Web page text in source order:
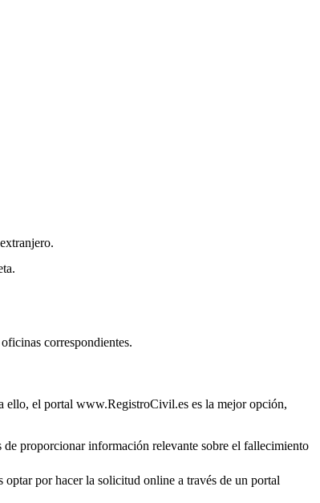
.
correspondientes.
ello, el portal www.RegistroCivil.es es la mejor opción,
proporcionar información relevante sobre el fallecimiento
optar por hacer la solicitud online a través de un portal